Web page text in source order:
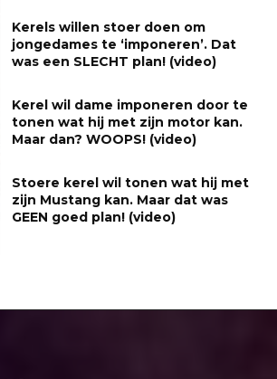
Kerels willen stoer doen om
jongedames te ‘imponeren’. Dat
was een SLECHT plan! (video)
Kerel wil dame imponeren door te
tonen wat hij met zijn motor kan.
Maar dan? WOOPS! (video)
Stoere kerel wil tonen wat hij met
zijn Mustang kan. Maar dat was
GEEN goed plan! (video)